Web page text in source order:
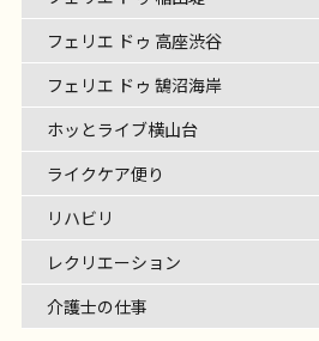
フェリエ ドゥ 高座渋谷
フェリエ ドゥ 鵠沼海岸
ホッとライブ横山台
ライクケア便り
リハビリ
レクリエーション
介護士の仕事